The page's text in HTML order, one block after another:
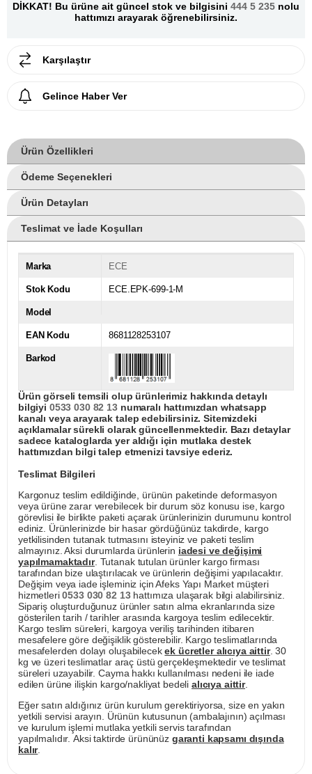
DİKKAT! Bu ürüne ait güncel stok ve bilgisini 444 5 235 nolu
hattımızı arayarak öğrenebilirsiniz.
Karşılaştır
Gelince Haber Ver
Ürün Özellikleri
Ödeme Seçenekleri
Ürün Detayları
Teslimat ve İade Koşulları
Marka ECE
Stok Kodu ECE.EPK-699-1-M
Model
EAN Kodu 8681128253107
Barkod
Ürün görseli temsili olup ürünlerimiz hakkında detaylı
bilgiyi 0533 030 82 13numaralı hattımızdan whatsapp
kanalı veya arayarak talep edebilirsiniz. Sitemizdeki
açıklamalar sürekli olarak güncellenmektedir. Bazı detaylar
sadece kataloglarda yer aldığı için mutlaka destek
hattımızdan bilgi talep etmenizi tavsiye ederiz.
Teslimat Bilgileri
Kargonuz teslim edildiğinde, ürünün paketinde deformasyon
veya ürüne zarar verebilecek bir durum söz konusu ise, kargo
görevlisi ile birlikte paketi açarak ürünlerinizin durumunu kontrol
ediniz. Ürünlerinizde bir hasar gördüğünüz takdirde, kargo
yetkilisinden tutanak tutmasını isteyiniz ve paketi teslim
almayınız. Aksi durumlarda ürünlerin iadesi ve değişimi
yapılmamaktadır. Tutanak tutulan ürünler kargo firması
tarafından bize ulaştırılacak ve ürünlerin değişimi yapılacaktır.
Değişim veya iade işleminiz için Afeks Yapı Market müşteri
hizmetleri0533 030 82 13hattımıza ulaşarak bilgi alabilirsiniz.
Sipariş oluşturduğunuz ürünler satın alma ekranlarında size
gösterilen tarih / tarihler arasında kargoya teslim edilecektir.
Kargo teslim süreleri, kargoya veriliş tarihinden itibaren
mesafelere göre değişiklik gösterebilir. Kargo teslimatlarında
mesafelerden dolayı oluşabilecekek ücretler alıcıya aittir. 30
kg ve üzeri teslimatlar araç üstü gerçekleşmektedir ve teslimat
süreleri uzayabilir. Cayma hakkı kullanılması nedeni ile iade
edilen ürüne ilişkin kargo/nakliyat bedeli alıcıya aittir.
Eğer satın aldığınız ürün kurulum gerektiriyorsa, size en yakın
yetkili servisi arayın. Ürünün kutusunun (ambalajının) açılması
ve kurulum işlemi mutlaka yetkili servis tarafından
yapılmalıdır. Aksi taktirde ürününüz garanti kapsamı dışında
kalır.